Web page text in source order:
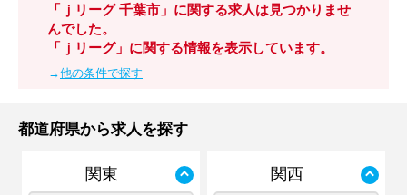
「ｊリーグ 千葉市」に関する求人は見つかりませ
んでした。
「ｊリーグ」に関する情報を表示しています。
→他の条件で探す
都道府県から求人を探す
関東 関西